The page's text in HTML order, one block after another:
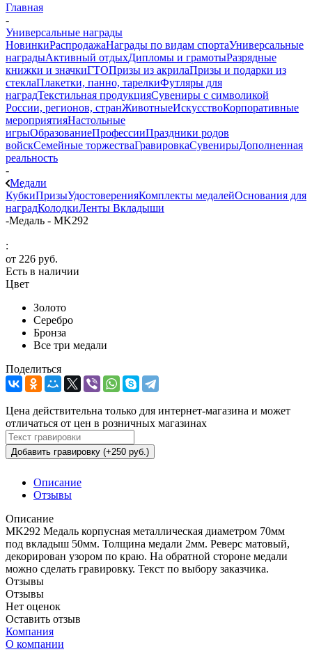
Главная
-
Универсальные награды
НовинкиРаспродажаНаграды по видам спортаУниверсальные
наградыАктивный отдыхДипломы и грамотыРазрядные
книжки и значкиГТОПризы из акрилаПризы и подарки из
стеклаПлакетки, панно, тарелкиФутляры для
наградТекстильная продукцияСувениры с символикой
России, регионов, странЖивотныеИскусствоКорпоративные
мероприятияНастольные
игрыОбразованиеПрофессииПраздники родов
войскСемейные торжестваГравировкаСувенирыДополненная
реальность
-
Медали
КубкиПризыУдостоверенияКомплекты медалейОснования для
наградКолодкиЛенты Вкладыши
-Медаль - MK292
:
от 226 руб.
Есть в наличии
Цвет
Золото
Серебро
Бронза
Все три медали
Поделиться
Цена действительна только для интернет-магазина и может
отличаться от цен в розничных магазинах
Добавить гравировку (+250 руб.)
Описание
Отзывы
Описание
MK292 Медаль корпусная металлическая диаметром 70мм
под вкладыш 50мм. Толщина медали 2мм. Реверс матовый,
декорирован узором по краю. На обратной стороне медали
можно сделать гравировку. Текст по выбору заказчика.
Отзывы
Отзывы
Нет оценок
Оставить отзыв
Компания
О компании